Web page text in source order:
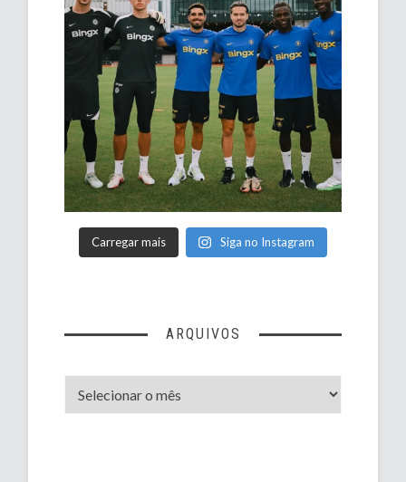
Carregar mais Siga no Instagram
ARQUIVOS